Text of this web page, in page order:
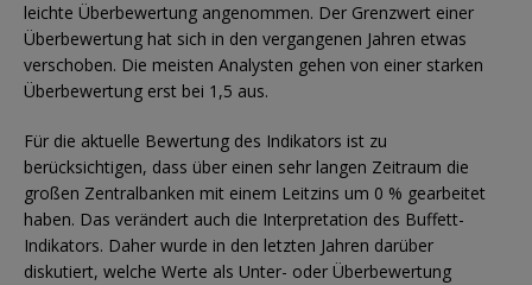
leichte Überbewertung angenommen. Der Grenzwert einer
Überbewertung hat sich in den vergangenen Jahren etwas
verschoben. Die meisten Analysten gehen von einer starken
Überbewertung erst bei 1,5 aus.
Für die aktuelle Bewertung des Indikators ist zu
berücksichtigen, dass über einen sehr langen Zeitraum die
großen Zentralbanken mit einem Leitzins um 0 % gearbeitet
haben. Das verändert auch die Interpretation des Buffett-
Indikators. Daher wurde in den letzten Jahren darüber
diskutiert, welche Werte als Unter- oder Überbewertung